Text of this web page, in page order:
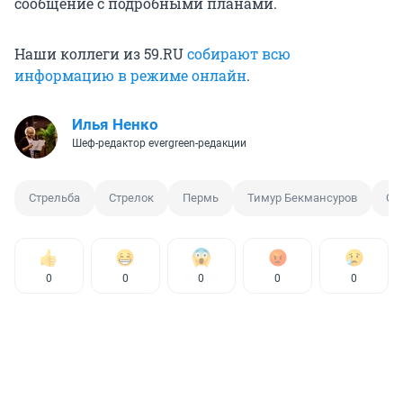
Наши коллеги из 59.RUсобирают всю
информацию в режиме онлайн.
Илья Ненко
Шеф-редактор evergreen-редакции
Стрельба Стрелок Пермь Тимур Бекмансуров
0 0 0 0 0